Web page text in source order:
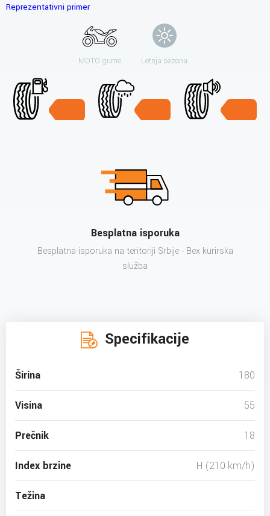
Reprezentativni primer
MOTO gume Letnja sezona
Besplatna isporuka
Besplatna isporuka na teritoriji Srbije - Bex kurirska
služba
Specifikacije
Širina 180
Visina 55
Prečnik 18
Index brzine H (210 km/h)
Težina